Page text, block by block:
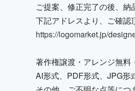
ご提案、修正完了の後、
下記アドレスより、ご確認
https://logomarket.jp/
著作権譲渡・アレンジ無料
AI形式、PDF形式、JPG形